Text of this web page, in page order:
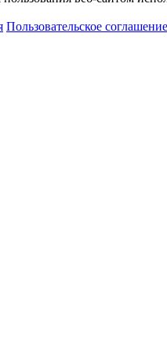
Пользовательское соглашение